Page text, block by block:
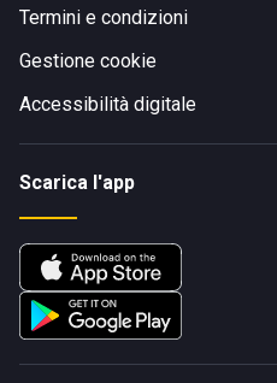
Termini e condizioni
Gestione cookie
Accessibilità digitale
Scarica l'app